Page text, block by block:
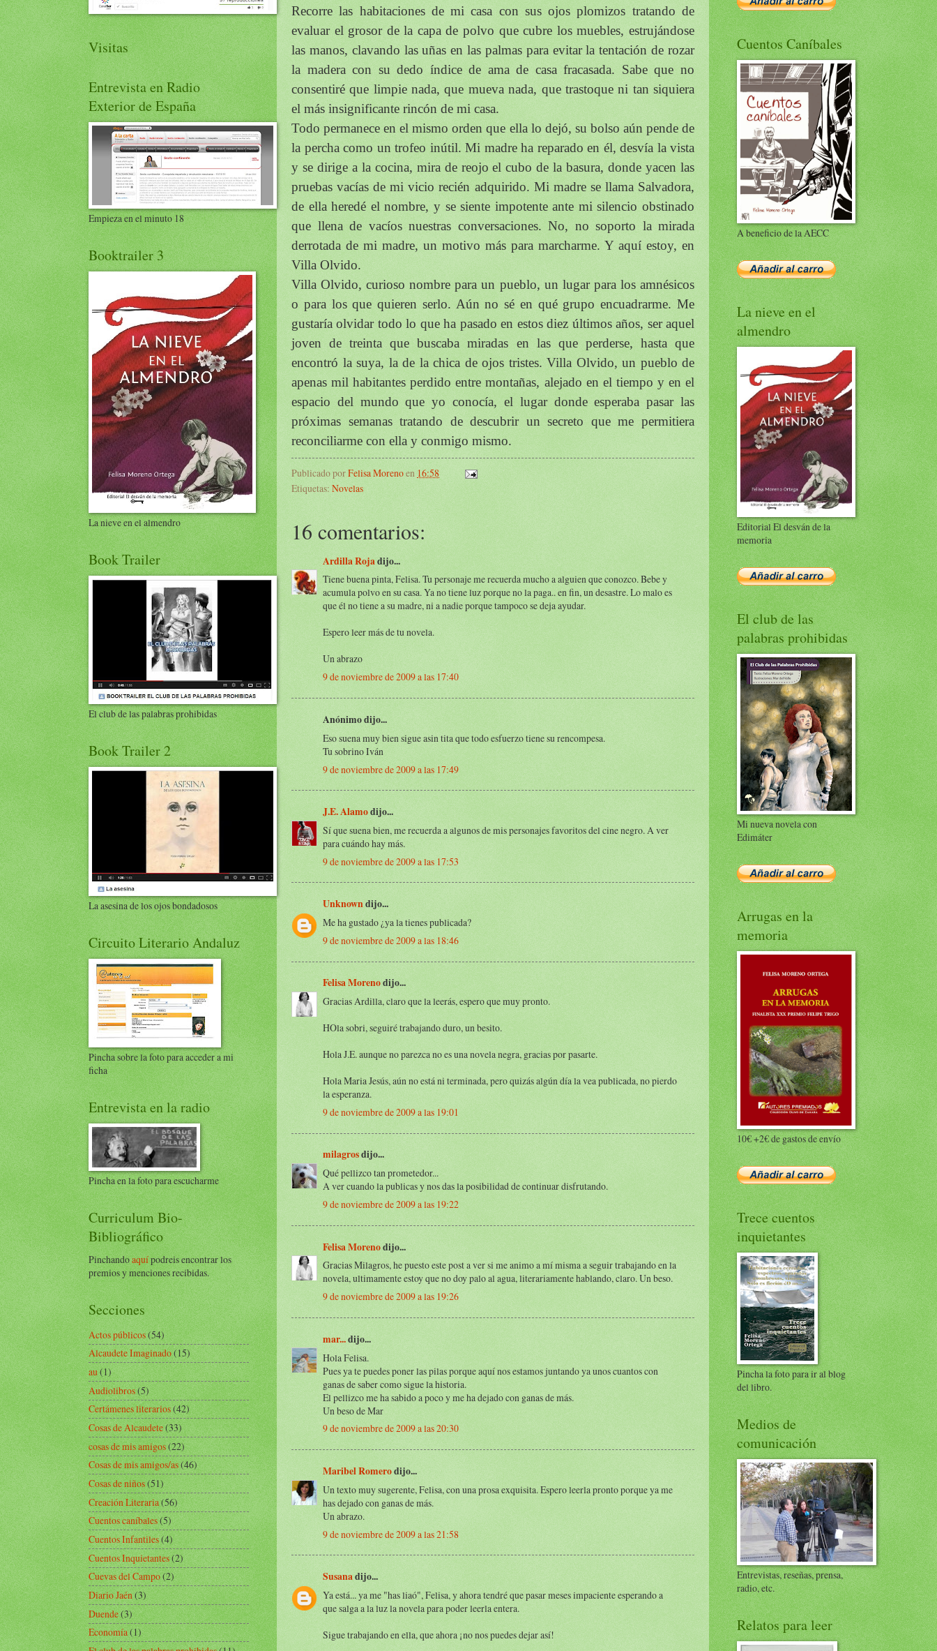
Recorre las habitaciones de mi casa con sus ojos plomizos tratando de
evaluar el grosor de la capa de polvo que cubre los muebles, estrujándose
las manos, clavando las uñas en las palmas para evitar la tentación de rozar
la madera con su dedo índice de ama de casa fracasada. Sabe que no
consentiré que limpie nada, que mueva nada, que trastoque ni tan siquiera
el más insignificante rincón de mi casa.
Todo permanece en el mismo orden que ella lo dejó, su bolso aún pende de
la percha como un trofeo inútil. Mi madre ha reparado en él, desvía la vista
y se dirige a la cocina, mira de reojo el cubo de la basura, donde yacen las
pruebas vacías de mi vicio recién adquirido. Mi madre se llama Salvadora,
de ella heredé el nombre, y se siente impotente ante mi silencio obstinado
que llena de vacíos nuestras conversaciones. No, no soporto la mirada
derrotada de mi madre, un motivo más para marcharme. Y aquí estoy, en
Villa Olvido.
Villa Olvido, curioso nombre para un pueblo, un lugar para los amnésicos
o para los que quieren serlo. Aún no sé en qué grupo encuadrarme. Me
gustaría olvidar todo lo que ha pasado en estos diez últimos años, ser aquel
joven de treinta que buscaba miradas en las que perderse, hasta que
encontró la suya, la de la chica de ojos tristes. Villa Olvido, un pueblo de
apenas mil habitantes perdido entre montañas, alejado en el tiempo y en el
espacio del mundo que yo conocía, el lugar donde esperaba pasar las
próximas semanas tratando de descubrir un secreto que me permitiera
reconciliarme con ella y conmigo mismo.
Publicado porFelisa Morenoen 16:58
Etiquetas: Novelas
16 comentarios:
Ardilla Rojadijo...
Tiene buena pinta, Felisa. Tu personaje me recuerda mucho a alguien que conozco. Bebe y
acumula polvo en su casa. Ya no tiene luz porque no la paga.. en fin, un desastre. Lo malo es
que él no tiene a su madre, ni a nadie porque tampoco se deja ayudar.
Espero leer más de tu novela.
Un abrazo
9 de noviembre de 2009 a las 17:40
Anónimo dijo...
Eso suena muy bien sigue asin tita que todo esfuerzo tiene su rencompesa.
Tu sobrino Iván
9 de noviembre de 2009 a las 17:49
J.E. Alamodijo...
Sí que suena bien, me recuerda a algunos de mis personajes favoritos del cine negro. A ver
para cuándo hay más.
9 de noviembre de 2009 a las 17:53
Unknowndijo...
Me ha gustado ¿ya la tienes publicada?
9 de noviembre de 2009 a las 18:46
Felisa Morenodijo...
Gracias Ardilla, claro que la leerás, espero que muy pronto.
HOla sobri, seguiré trabajando duro, un besito.
Hola J.E. aunque no parezca no es una novela negra, gracias por pasarte.
Hola Maria Jesús, aún no está ni terminada, pero quizás algún día la vea publicada, no pierdo
la esperanza.
9 de noviembre de 2009 a las 19:01
milagrosdijo...
Qué pellizco tan prometedor...
A ver cuando la publicas y nos das la posibilidad de continuar disfrutando.
9 de noviembre de 2009 a las 19:22
Felisa Morenodijo...
Gracias Milagros, he puesto este post a ver si me animo a mí misma a seguir trabajando en la
novela, ultimamente estoy que no doy palo al agua, literariamente hablando, claro. Un beso.
9 de noviembre de 2009 a las 19:26
mar...dijo...
Hola Felisa.
Pues ya te puedes poner las pilas porque aquí nos estamos juntando ya unos cuantos con
ganas de saber como sigue la historia.
El pellizco me ha sabido a poco y me ha dejado con ganas de más.
Un beso de Mar
9 de noviembre de 2009 a las 20:30
Maribel Romerodijo...
Un texto muy sugerente, Felisa, con una prosa exquisita. Espero leerla pronto porque ya me
has dejado con ganas de más.
Un abrazo.
9 de noviembre de 2009 a las 21:58
Susanadijo...
Ya está... ya me "has liaó", Felisa, y ahora tendré que pasar meses impaciente esperando a
que salga a la luz la novela para poder leerla entera.
Sigue trabajando en ella, que ahora ¡no nos puedes dejar así!
Visitas
Entrevista en Radio
Exterior de España
Empieza en el minuto 18
Booktrailer 3
La nieve en el almendro
Book Trailer
El club de las palabras prohibidas
Book Trailer 2
La asesina de los ojos bondadosos
Circuito Literario Andaluz
Pincha sobre la foto para acceder a mi
ficha
Entrevista en la radio
Pincha en la foto para escucharme
Curriculum Bio-
Bibliográfico
Pinchandoaquípodreis encontrar los
premios y menciones recibidas.
Secciones
Actos públicos(54)
Alcaudete Imaginado(15)
au(1)
Audiolibros(5)
Certámenes literarios(42)
Cosas de Alcaudete(33)
cosas de mis amigos(22)
Cosas de mis amigos/as(46)
Cosas de niños(51)
Creación Literaria(56)
Cuentos caníbales(5)
Cuentos Infantiles(4)
Cuentos Inquietantes(2)
Cuevas del Campo(2)
Diario Jaén(3)
Duende(3)
Economía(1)
Cuentos Caníbales
A beneficio de la AECC
La nieve en el
almendro
Editorial El desván de la
memoria
El club de las
palabras prohibidas
Mi nueva novela con
Edimáter
Arrugas en la
memoria
10€ +2€ de gastos de envío
Trece cuentos
inquietantes
Pincha la foto para ir al blog
del libro.
Medios de
comunicación
Entrevistas, reseñas, prensa,
radio, etc.
Relatos para leer